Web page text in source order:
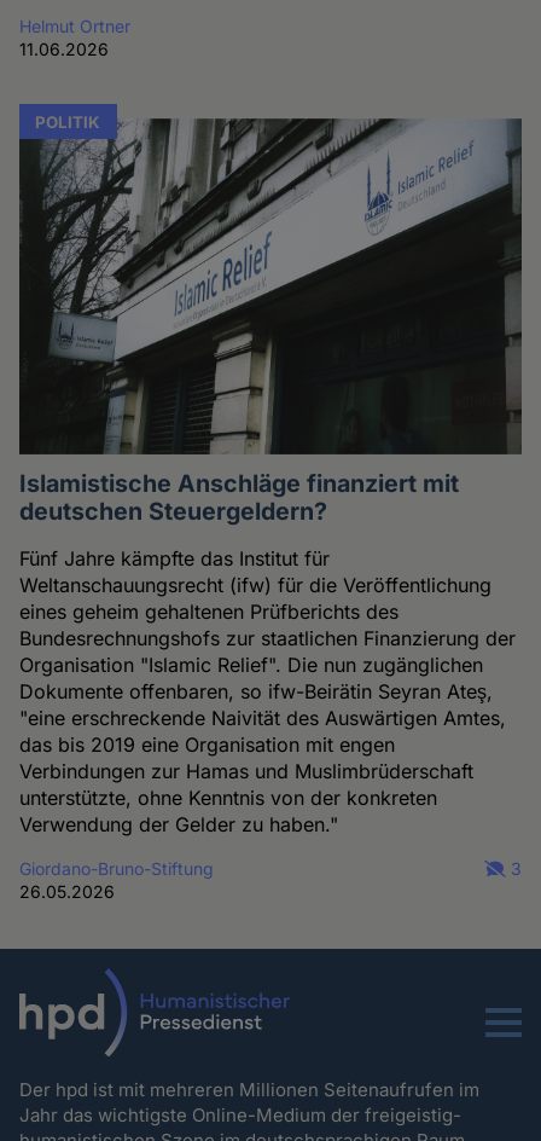
Helmut Ortner
11.06.2026
POLITIK
Islamistische Anschläge finanziert mit
deutschen Steuergeldern?
Fünf Jahre kämpfte das Institut für
Weltanschauungsrecht (ifw) für die Veröffentlichung
eines geheim gehaltenen Prüfberichts des
Bundesrechnungshofs zur staatlichen Finanzierung der
Organisation "Islamic Relief". Die nun zugänglichen
Dokumente offenbaren, so ifw-Beirätin Seyran Ateş,
"eine erschreckende Naivität des Auswärtigen Amtes,
das bis 2019 eine Organisation mit engen
Verbindungen zur Hamas und Muslimbrüderschaft
unterstützte, ohne Kenntnis von der konkreten
Verwendung der Gelder zu haben."
Giordano-Bruno-Stiftung
26.05.2026
3
Menu
Der hpd ist mit mehreren Millionen Seitenaufrufen im
Jahr das wichtigste Online-Medium der freigeistig-